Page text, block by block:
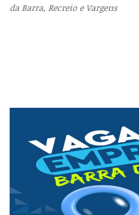
da Barra, Recreio e Vargens